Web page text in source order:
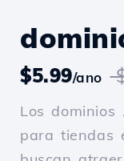
$5.99/ano
Los dominios
para tiendas